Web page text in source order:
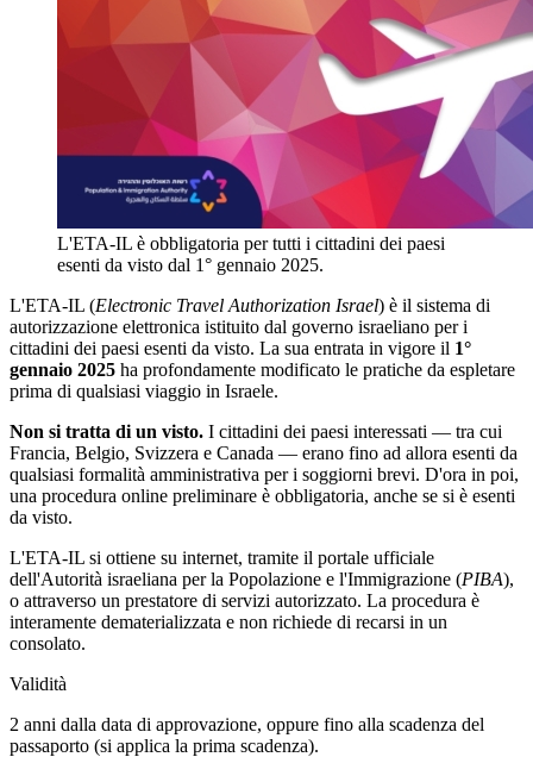
L'ETA-IL è obbligatoria per tutti i cittadini dei paesi
esenti da visto dal 1° gennaio 2025.
L'ETA-IL (Electronic Travel Authorization Israel) è il sistema di
autorizzazione elettronica istituito dal governo israeliano per i
cittadini dei paesi esenti da visto. La sua entrata in vigore il 1°
gennaio 2025 ha profondamente modificato le pratiche da espletare
prima di qualsiasi viaggio in Israele.
Non si tratta di un visto. I cittadini dei paesi interessati — tra cui
Francia, Belgio, Svizzera e Canada — erano fino ad allora esenti da
qualsiasi formalità amministrativa per i soggiorni brevi. D'ora in poi,
una procedura online preliminare è obbligatoria, anche se si è esenti
da visto.
L'ETA-IL si ottiene su internet, tramite il portale ufficiale
dell'Autorità israeliana per la Popolazione e l'Immigrazione (PIBA),
o attraverso un prestatore di servizi autorizzato. La procedura è
interamente dematerializzata e non richiede di recarsi in un
consolato.
Validità
2 anni dalla data di approvazione, oppure fino alla scadenza del
passaporto (si applica la prima scadenza).